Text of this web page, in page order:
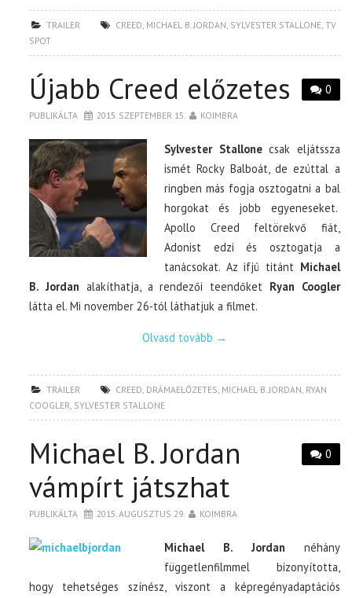
TRAILER CREED, MICHAEL B. JORDAN, SYLVESTER STALLONE,TV
SPOT
0
Újabb Creed előzetes
PUBLIKÁLTA 2015. SZEPTEMBER 15. KOIMBRA
Sylvester Stallonecsak eljátssza
ismét Rocky Balboát, de ezúttal a
ringben más fogja osztogatni a bal
horgokat és jobb egyeneseket.
Apollo Creed feltörekvő fiát,
Adonist edzi és osztogatja a
tanácsokat. Az ifjú titánt Michael
B. Jordan alakíthatja, a rendezői teendőket Ryan Coogler
látta el. Mi november 26-tól láthatjuk a filmet.
Olvasd tovább →
TRAILER CREED, DRÁMAELŐZETES, MICHAEL B. JORDAN, RYAN
COOGLER, SYLVESTER STALLONE
0
Michael B. Jordan
vámpírt játszhat
PUBLIKÁLTA 2015. AUGUSZTUS 29. KOIMBRA
Michael B. Jordan néhány
függetlenfilmmel bizonyította,
hogy tehetséges színész, viszont a képregényadaptációs